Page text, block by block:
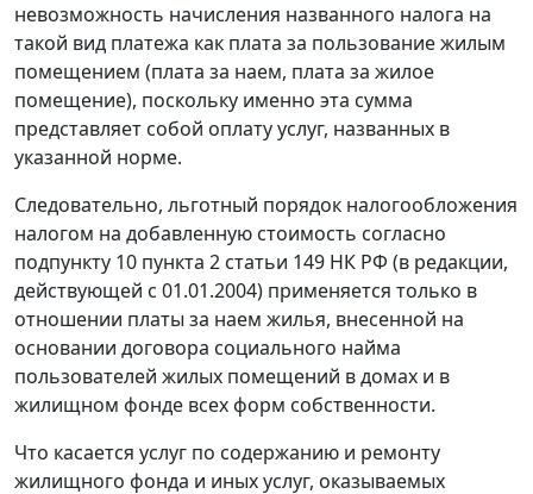
невозможность начисления названного налога на
такой вид платежа как плата за пользование жилым
помещением (плата за наем, плата за жилое
помещение), поскольку именно эта сумма
представляет собой оплату услуг, названных в
указанной норме.
Следовательно, льготный порядок налогообложения
налогом на добавленную стоимость согласно
подпункту 10 пункта 2 статьи 149 НК РФ (в редакции,
действующей с 01.01.2004) применяется только в
отношении платы за наем жилья, внесенной на
основании договора социального найма
пользователей жилых помещений в домах и в
жилищном фонде всех форм собственности.
Что касается услуг по содержанию и ремонту
жилищного фонда и иных услуг, оказываемых